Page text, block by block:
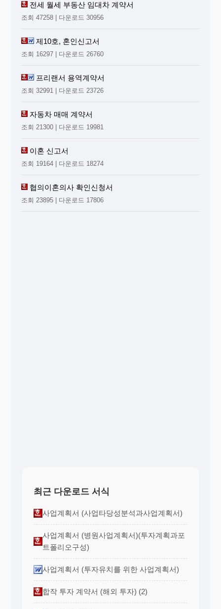
전세 월세 부동산 임대차 계약서
조회 47258 | 다운로드 30956
제10호, 혼인신고서
조회 16297 | 다운로드 26760
프리랜서 용역계약서
조회 32991 | 다운로드 23726
자동차 매매 계약서
조회 21300 | 다운로드 19981
이혼 신고서
조회 19164 | 다운로드 18274
협의이혼의사 확인신청서
조회 23895 | 다운로드 17806
최근 다운로드 서식
사업계획서 (사업타당성분석과사업계획서)
사업계획서 (병원사업계획서)(투자계획과포
트폴리오구성)
사업계획서 (투자유치를 위한 사업계획서)
합작 투자 계약서 (해외 투자) (2)